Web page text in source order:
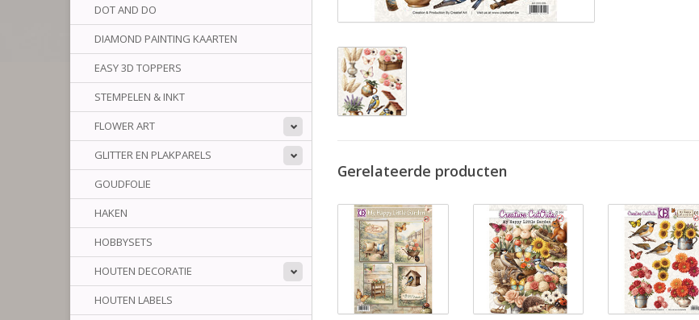
DOT AND DO
DIAMOND PAINTING KAARTEN
EASY 3D TOPPERS
STEMPELEN & INKT
FLOWER ART
GLITTER EN PLAKPARELS
GOUDFOLIE
HAKEN
HOBBYSETS
HOUTEN DECORATIE
HOUTEN LABELS
Gerelateerde producten